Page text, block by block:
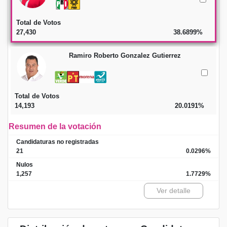
Total de Votos
27,430
38.6899%
Ramiro Roberto Gonzalez Gutierrez
Total de Votos
14,193
20.0191%
Resumen de la votación
Candidaturas no registradas
21
0.0296%
Nulos
1,257
1.7729%
Ver detalle